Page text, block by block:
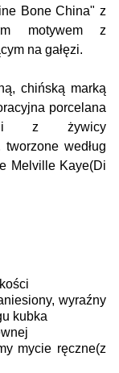
Bone China" z
motywem z
na gałęzi.
chińską marką
porcelana
i z żywicy
według
Melville Kaye(Di
wyraźny
kubka
mycie ręczne(z